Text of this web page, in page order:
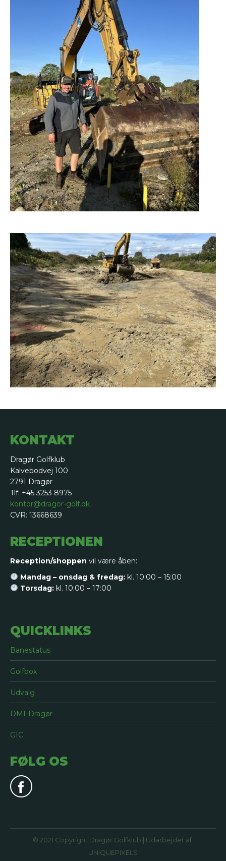
KONTAKT
Dragør Golfklub
Kalvebodvej 100
2791 Dragør
Tlf: +45 3253 8975
kontor@dragor-golf.dk
CVR: 13668639
RECEPTIONEN
Reception/shoppen vil være åben:
Mandag – onsdag & fredag:kl. 10:00 – 15:00
Torsdag:kl. 10:00 – 17:00
QUICKLINKS
Banestatus
Golfbox
Udvalg
DMI-Dragør
GIC
FØLG OS
© 2021 Copyright Dragør Golfklub | Udarbejdet af:
UNIQUEPIXELS